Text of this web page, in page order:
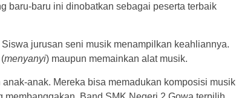
baru-baru ini dinobatkan sebagai peserta terbaik
jurusan seni musik menampilkan keahliannya.
menyanyi) maupun memainkan alat musik.
anak. Mereka bisa memadukan komposisi musik